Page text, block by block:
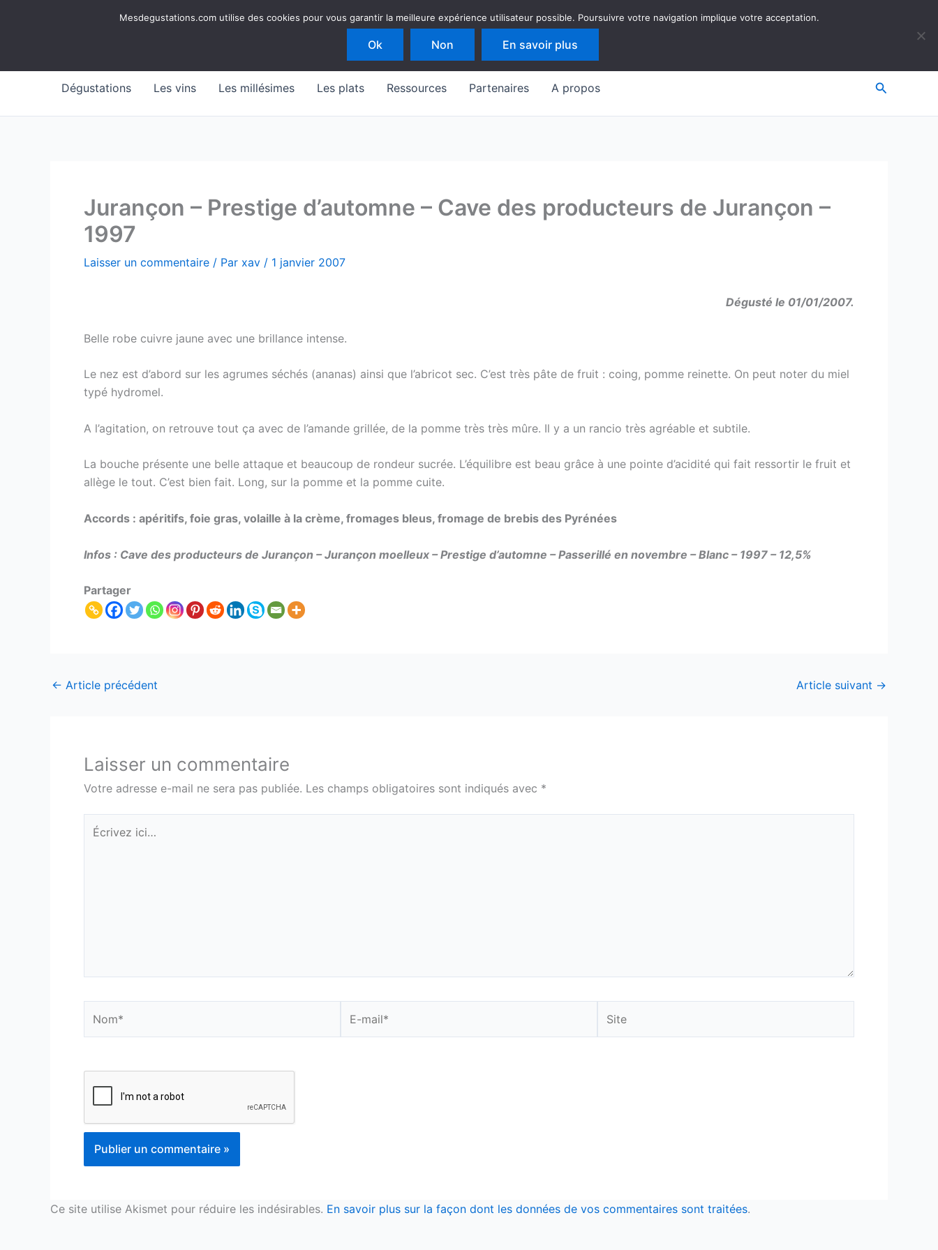
Mesdegustations
Dégustations Les vins Les millésimes Les plats Ressources Partenaires A propos
Jurançon – Prestige d’automne – Cave des producteurs de Jurançon –
1997
Laisser un commentaire / Par xav / 1 janvier 2007
Dégusté le 01/01/2007.
Belle robe cuivre jaune avec une brillance intense.
Le nez est d’abord sur les agrumes séchés (ananas) ainsi que l’abricot sec. C’est très pâte de fruit : coing, pomme reinette. On peut noter du miel
typé hydromel.
A l’agitation, on retrouve tout ça avec de l’amande grillée, de la pomme très très mûre. Il y a un rancio très agréable et subtile.
La bouche présente une belle attaque et beaucoup de rondeur sucrée. L’équilibre est beau grâce à une pointe d’acidité qui fait ressortir le fruit et
allège le tout. C’est bien fait. Long, sur la pomme et la pomme cuite.
Accords : apéritifs, foie gras, volaille à la crème, fromages bleus, fromage de brebis des Pyrénées
Infos : Cave des producteurs de Jurançon – Jurançon moelleux – Prestige d’automne – Passerillé en novembre – Blanc – 1997 – 12,5%
Partager
← Article précédent Article suivant →
Laisser un commentaire
Votre adresse e-mail ne sera pas publiée. Les champs obligatoires sont indiqués avec *
Écrivez
ici…
mail*
Ce site utilise Akismet pour réduire les indésirables. En savoir plus sur la façon dont les données de vos commentaires sont traitées.
Mesdegustations.com utilise des cookies pour vous garantir la meilleure expérience utilisateur possible. Poursuivre votre navigation implique votre acceptation.
Ok Non En savoir plus